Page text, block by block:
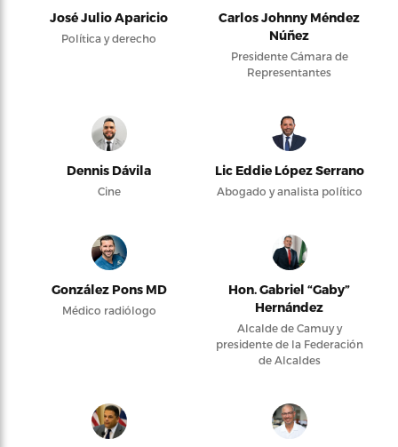
José Julio Aparicio
Política y derecho
Carlos Johnny Méndez
Núñez
Presidente Cámara de
Representantes
Dennis Dávila
Cine
Lic Eddie López Serrano
Abogado y analista político
González Pons MD
Médico radiólogo
Hon. Gabriel “Gaby”
Hernández
Alcalde de Camuy y
presidente de la Federación
de Alcaldes